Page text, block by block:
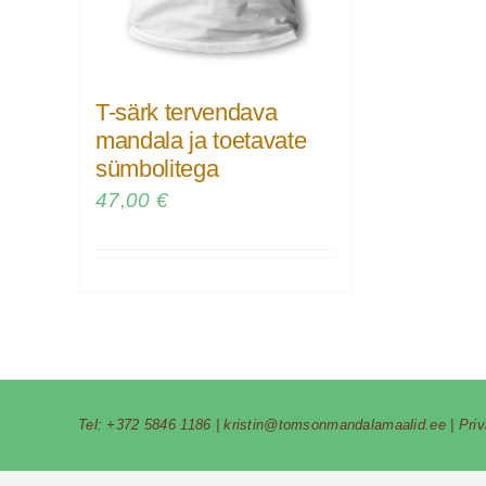
T-särk tervendava
mandala ja toetavate
sümbolitega
47,00 €
Tel: +372 5846 1186 |kristin@tomsonmandalamaalid.ee|